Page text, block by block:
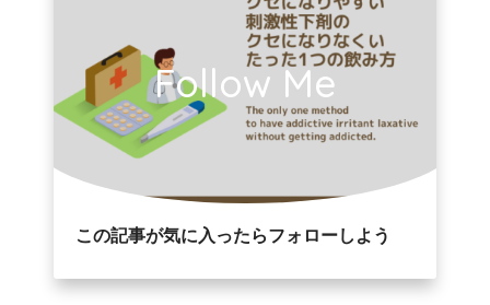
Follow Me
この記事が気に入ったらフォローしよう